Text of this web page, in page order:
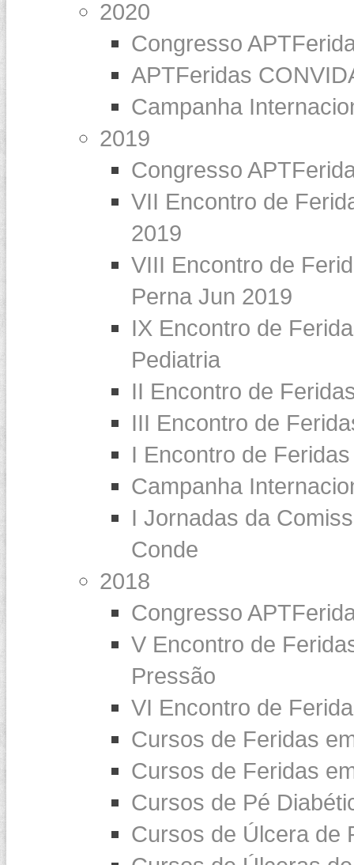
2020
Congresso
APTFeridas
Campanha
2019
Congresso
VII Encontro de
2019
VIII Encontro de
Perna Jun 2019
IX Encontro de
Pediatria
II Encontro de
III Encontro de
I Encontro de
Campanha
I Jornadas da
Conde
2018
Congresso
V Encontro de
Pressão
VI Encontro de
Cursos de Feridas
Cursos de Feridas
Cursos de Pé
Cursos de Úlcera de